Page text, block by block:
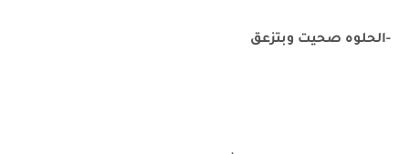
-الحلوه صحيت وبتزعق